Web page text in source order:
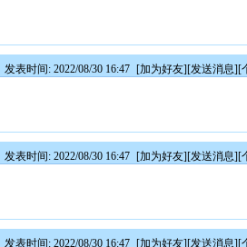
发表时间: 2022/08/30 16:47 [加为好友][发送消息][
发表时间: 2022/08/30 16:47 [加为好友][发送消息][
发表时间: 2022/08/30 16:47 [加为好友][发送消息][